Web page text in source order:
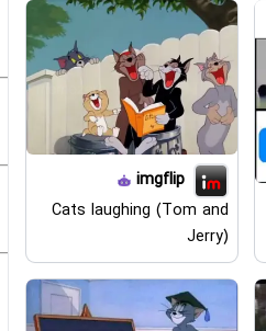
imgflip
Cats laughing (Tom and
Jerry)